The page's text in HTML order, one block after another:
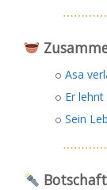
Asa
Er
Sein